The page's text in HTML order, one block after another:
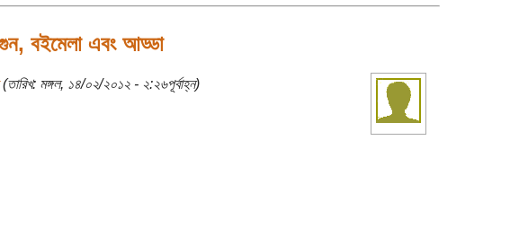
বইমেলা এবং আড্ডা
মঙ্গল, ১৪/০২/২০১২ - ২:২৬পূর্বাহ্ন)